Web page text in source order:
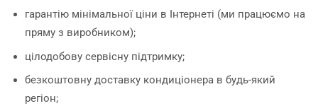
гарантію мінімальної ціни в Інтернеті (ми працюємо на
пряму з виробником);
цілодобову сервісну підтримку;
безкоштовну доставку кондиціонера в будь-який
регіон;